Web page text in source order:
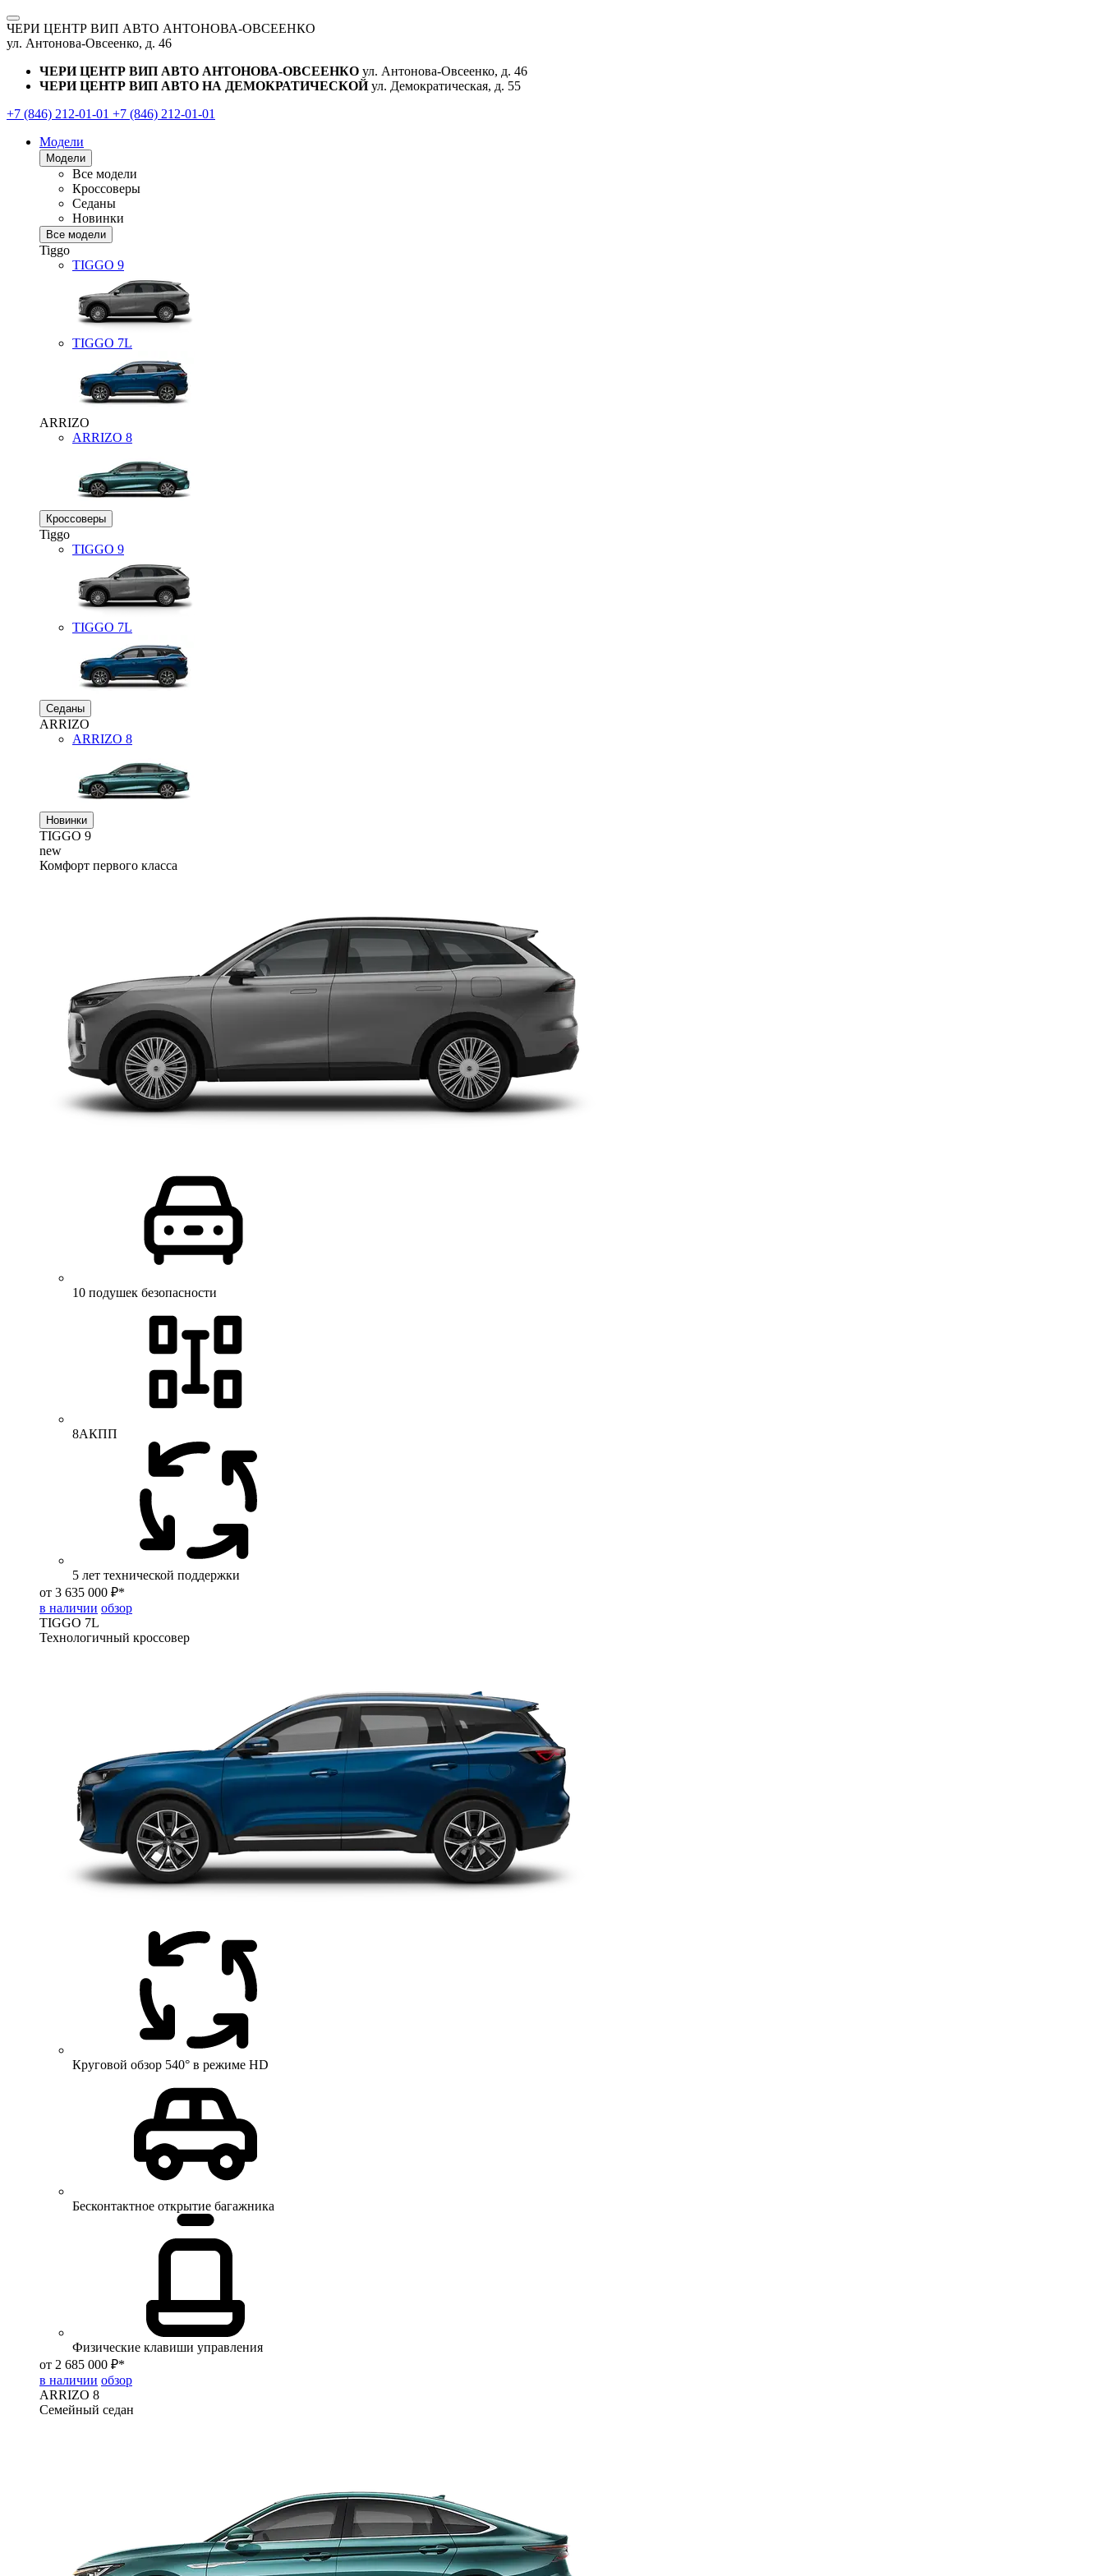
ЧЕРИ ЦЕНТР ВИП АВТО АНТОНОВА-ОВСЕЕНКО
ул. Антонова-Овсеенко, д. 46
ЧЕРИ ЦЕНТР ВИП АВТО АНТОНОВА-ОВСЕЕНКО ул. Антонова-Овсеенко, д. 46
ЧЕРИ ЦЕНТР ВИП АВТО НА ДЕМОКРАТИЧЕСКОЙ ул. Демократическая, д. 55
+7 (846) 212-01-01 +7 (846) 212-01-01
Модели
Модели
Все модели
Кроссоверы
Седаны
Новинки
Все модели
Tiggo
TIGGO 9
TIGGO 7L
ARRIZO
ARRIZO 8
Кроссоверы
Tiggo
TIGGO 9
TIGGO 7L
Седаны
ARRIZO
ARRIZO 8
Новинки
TIGGO 9
new
Комфорт первого класса
10 подушек безопасности
8АКПП
5 лет технической поддержки
от 3 635 000 ₽*
в наличии обзор
TIGGO 7L
Технологичный кроссовер
Круговой обзор 540° в режиме HD
Бесконтактное открытие багажника
Физические клавиши управления
от 2 685 000 ₽*
в наличии обзор
ARRIZO 8
Семейный седан